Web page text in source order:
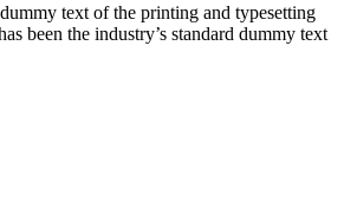
text of the printing and typesetting
been the industry’s standard dummy text